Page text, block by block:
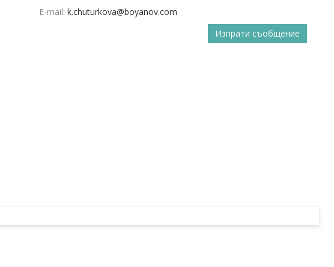
E-mail:
Изпрати съобщение